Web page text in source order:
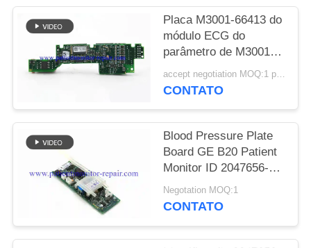
NEWS
MAPA
DO
PRIVACY
POLICY
Placa M3001-66413 do
módulo ECG do
parâmetro de M3001A
para as peças de
substituição
accept negotiation MOQ:1 pcs
CONTATO
Blood Pressure Plate
Board GE B20 Patient
Monitor ID 2047656-
001 A2
Negotation MOQ:1
CONTATO